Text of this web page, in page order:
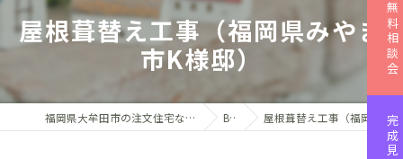
屋根葺替え工事（福岡県みやま
市K様邸）
福岡県大牟田市の注文住宅なら株式会社インハウス Blog 屋根葺替え工事（福岡県みやま市K様邸）
無料相談会